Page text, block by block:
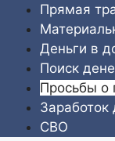
Перейти
содержимому
Прямая
Деньги в
Поиск
Просьбы о
Заработок
СВО